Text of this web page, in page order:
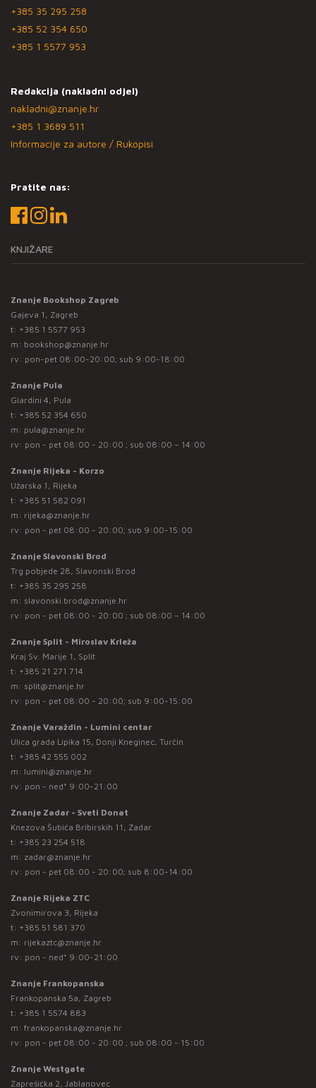
+385 35 295 258
+385 52 354 650
+385 1 5577 953
Redakcija (nakladni odjel)
nakladni@znanje.hr
+385 1 3689 511
Informacije za autore / Rukopisi
Pratite nas:
KNJIŽARE
Znanje Bookshop Zagreb
Gajeva 1, Zagreb
t: +385 1 5577 953
m: bookshop@znanje.hr
rv: pon-pet 08:00-20:00; sub 9:00-18:00
Znanje Pula
Giardini 4, Pula
t: +385 52 354 650
m: pula@znanje.hr
rv: pon - pet 08:00 - 20:00 ; sub 08:00 – 14:00
Znanje Rijeka - Korzo
Užarska 1, Rijeka
t: +385 51 582 091
m: rijeka@znanje.hr
rv: pon - pet 08:00 - 20:00; sub 9:00-15:00
Znanje Slavonski Brod
Trg pobjede 28, Slavonski Brod
t: +385 35 295 258
m: slavonski.brod@znanje.hr
rv: pon - pet 08:00 - 20:00 ; sub 08:00 – 14:00
Znanje Split - Miroslav Krleža
Kraj Sv. Marije 1, Split
t: +385 21 271 714
m: split@znanje.hr
rv: pon - pet 08:00 - 20:00; sub 9:00-15:00
Znanje Varaždin - Lumini centar
Ulica grada Lipika 15, Donji Kneginec, Turčin
t: +385 42 555 002
m: lumini@znanje.hr
rv: pon - ned* 9:00-21:00
Znanje Zadar - Sveti Donat
Knezova Šubića Bribirskih 11, Zadar
t: +385 23 254 518
m: zadar@znanje.hr
rv: pon - pet 08:00 - 20:00; sub 8:00-14:00
Znanje Rijeka ZTC
Zvonimirova 3, Rijeka
t: +385 51 581 370
m: rijekaztc@znanje.hr
rv: pon - ned* 9:00-21:00
Znanje Frankopanska
Frankopanska 5a, Zagreb
t: +385 1 5574 883
m: frankopanska@znanje.hr
rv: pon - pet 08:00 - 20:00 ; sub 08:00 - 15:00
Znanje Westgate
Zaprešićka 2, Jablanovec